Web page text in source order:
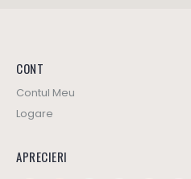
CONT
Contul Meu
Logare
APRECIERI